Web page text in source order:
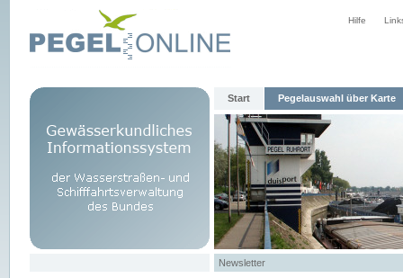
Hilfe
Start Pegelauswahl über Karte
Newsletter